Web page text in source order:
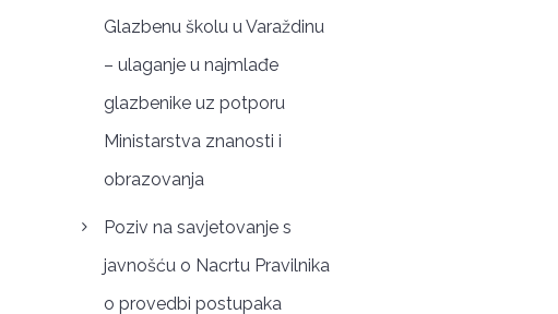
Glazbenu školu u Varaždinu
– ulaganje u najmlađe
glazbenike uz potporu
Ministarstva znanosti i
obrazovanja
Poziv na savjetovanje s
javnošću o Nacrtu Pravilnika
o provedbi postupaka